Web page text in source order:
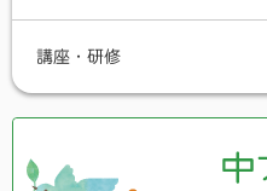
講座・研修